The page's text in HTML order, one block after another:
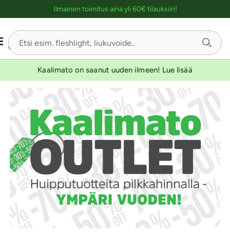
Ilmainen toimitus aina yli 60€ tilauksiin!
Kaalimato on saanut uuden ilmeen! Lue lisää